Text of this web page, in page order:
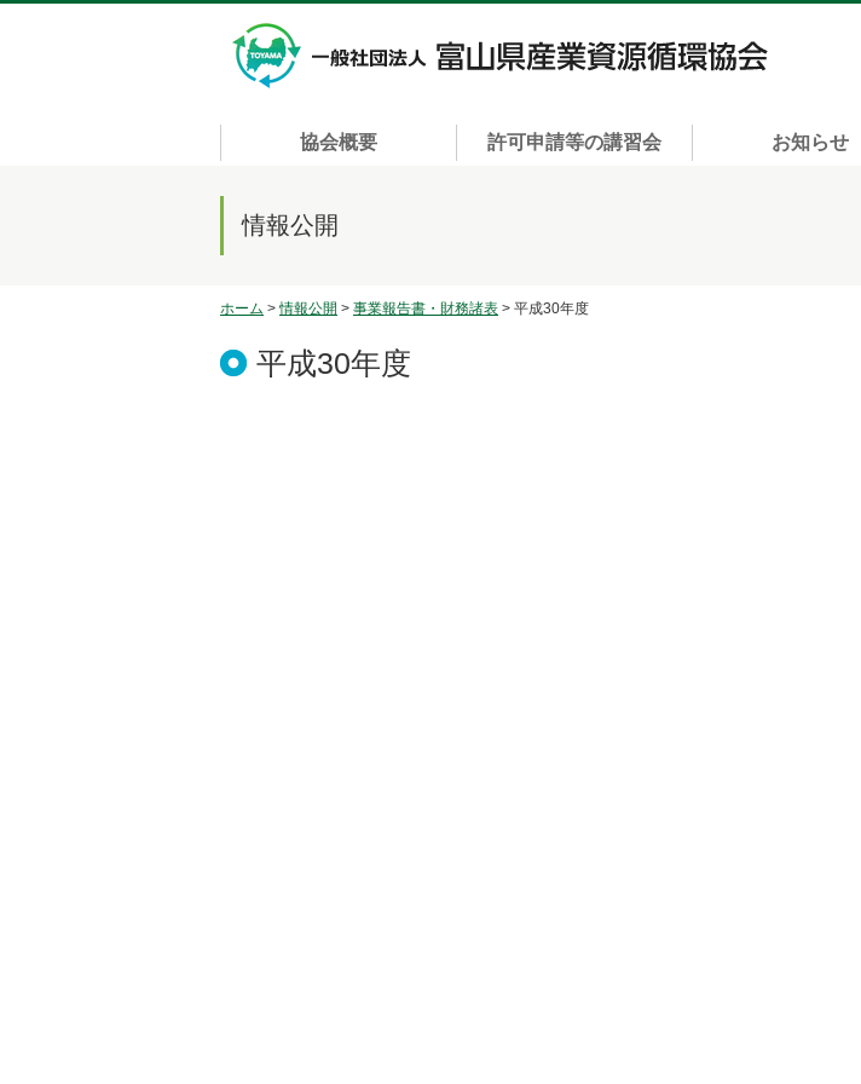
協会概要 許可申請等の講習会 お知らせ
情報公開
ホーム >情報公開 > 事業報告書・財務諸表 > 平成30年度
平成30年度